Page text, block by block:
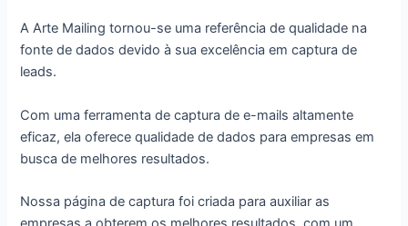
A Arte Mailing tornou-se uma referência de qualidade na
fonte de dados devido à sua excelência em captura de
leads.
Com uma ferramenta de captura de e-mails altamente
eficaz, ela oferece qualidade de dados para empresas em
busca de melhores resultados.
Nossa página de captura foi criada para auxiliar as